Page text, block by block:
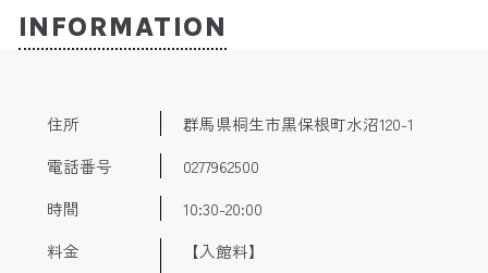
緑が眺められる浴室がある。さらりとした熱めの温泉は、含
二酸化炭素-ナトリウム・カルシウム-塩化物・炭酸水素塩冷
鉱泉。神経痛やうちみ、冷え性などに効果が期待できる。食
INFORMATION
住所
群馬県桐生市黒保根町水沼120-1
電話番号
0277962500
時間
10:30-20:00
料金
【入館料】